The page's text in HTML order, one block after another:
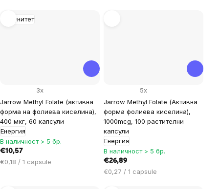
Имунитет
Jarrow Methyl Folate (активна
форма на фолиева киселина),
400 мкг, 60 капсули
Енергия
3x
В наличност > 5 бр.
€10,57
Цена
€0,18 / 1 capsule
Jarrow Methyl Folate (Активна
форма фолиева киселина),
1000mcg, 100 растителни
капсули
Енергия
5x
В наличност > 5 бр.
€26,89
Цена
€0,27 / 1 capsule